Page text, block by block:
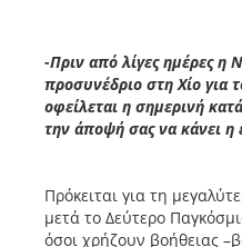
-Πριν από λίγες ημέρες η
προσυνέδριο στη Χίο για
οφείλεται η σημερινή
την άποψή σας να κάνει η
Πρόκειται για τη
μετά το Δεύτερο
όσοι χρήζουν βοήθειας